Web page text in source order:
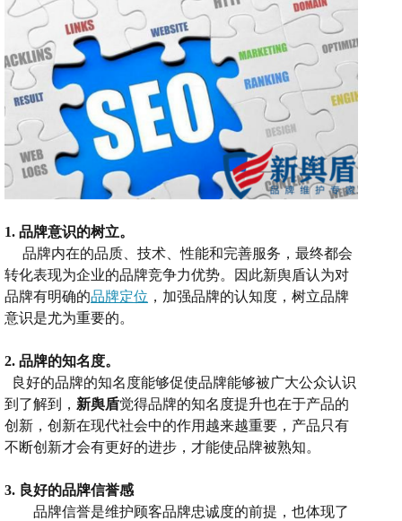
1. 品牌意识的树立。
品牌内在的品质、技术、性能和完善服务，最终都会
转化表现为企业的品牌竞争力优势。 因此新舆盾认为对
品牌有明确的品牌定位 ，加强品牌的认知度，树立品牌
意识是尤为重要的。
2. 品牌的知名度。
良好的品牌的知名度能够促使品牌能够被广大公众认识
到了解到， 新舆盾觉得品牌的知名度提升也在于产品的
创新，创新在现代社会中的作用越来越重要，产品只有
不断创新才会有更好的进步 ， 才能使品牌被熟知。
3. 良好的品牌信誉感
品牌信誉是维护顾客品牌忠诚度的前提， 也体现了